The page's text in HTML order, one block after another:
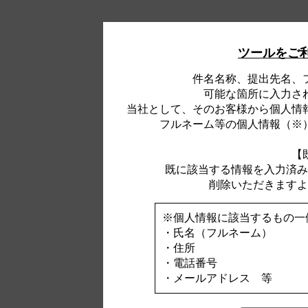
ツールをご
件名名称、提出先名、
可能な箇所に入力さ
当社として、そのお客様から個人
フルネーム等の個人情報（※
既に該当する情報を入力済
削除いただきます
※個人情報に該当するもの一
・氏名（フルネーム）
・住所
・電話番号
・メールアドレス 等